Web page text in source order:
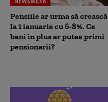
Pensiile ar urma să crească
la 1 ianuarie cu 6-8%. Ce
bani în plus ar putea primi
pensionarii?